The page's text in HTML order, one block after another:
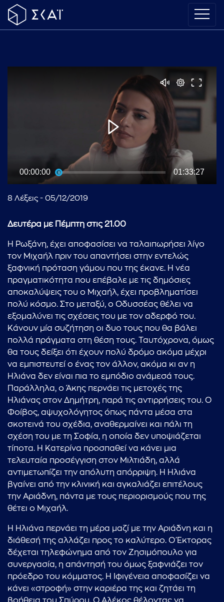
00:00:00 01:33:27
8 Λέξεις - 05/12/2019
Δευτέρα με Πέμπτη στις 21.00
Η Ρωξάνη, έχει αποφασίσει να ταλαιπωρήσει λίγο
τον Μιχαήλ πριν του απαντήσει στην εντελώς
ξαφνική πρόταση γάμου που της έκανε. Η νέα
πραγματικότητα που επέβαλε με τις δημόσιες
αποκαλύψεις του ο Μιχαήλ, έχει προβληματίσει
πολύ κόσμο. Στο μεταξύ, ο Οδυσσέας θέλει να
εξομαλύνει τις σχέσεις του με τον αδερφό του.
Κάνουν μία συζήτηση οι δυο τους που θα βάλει
πολλά πράγματα στη θέση τους. Ταυτόχρονα, όμως
θα τους δείξει ότι έχουν πολύ δρόμο ακόμα μέχρι
να εμπιστευτεί ο ένας τον άλλον, ακόμα κι αν η
Ηλιάνα δεν είναι πια το εμπόδιο ανάμεσά τους.
Παράλληλα, ο Άκης περνάει τις μετοχές της
Ηλιάνας στον Δημήτρη, παρά τις αντιρρήσεις του. Ο
Φοίβος, αψυχολόγητος όπως πάντα μέσα στα
σκοτεινά του σχέδια, αναθερμαίνει και πάλι τη
σχέση του με τη Σοφία, η οποία δεν υποψιάζεται
τίποτα. Η Κατερίνα προσπαθεί να κάνει μια
τελευταία προσέγγιση στον Μιλτιάδη, αλλά
αντιμετωπίζει την απόλυτη απόρριψη. Η Ηλιάνα
βγαίνει από την κλινική και αγκαλιάζει επιτέλους
την Αριάδνη, πάντα με τους περιορισμούς που της
θέτει ο Μιχαήλ.
Η Ηλιάνα περνάει τη μέρα μαζί με την Αριάδνη και η
διάθεσή της αλλάζει προς το καλύτερο. Ο Έκτορας
δέχεται τηλεφώνημα από τον Ζησιμόπουλο για
συνεργασία, η απάντησή του όμως ξαφνιάζει τον
πρόεδρο του κόμματος. Η Ιφιγένεια αποφασίζει να
κάνει «στροφή» στην καριέρα της και ζητάει τη